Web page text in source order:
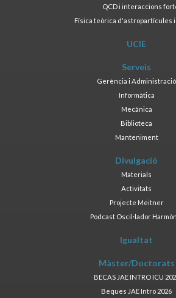
QCD i interaccions
Física teòrica d'astropartícules i
UCIE
Serveis
Gerència i Administració
Informàtica
Mecànica
Biblioteca
Manteniment
Divulgació
Materials
Activitats
Projecte Meitner
Podcast Oscil·lador
Igualtat
Màster/Doctorats
BECAS JAE INTRO ICU
Beques JAE Intro 2026